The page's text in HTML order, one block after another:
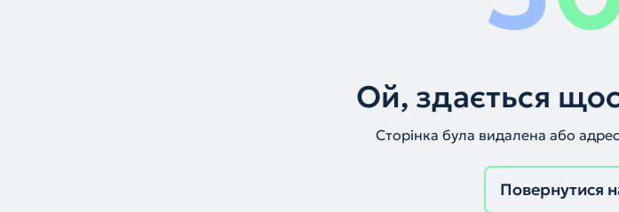
Ой, здається
Сторінка була видалена або
Повернутися